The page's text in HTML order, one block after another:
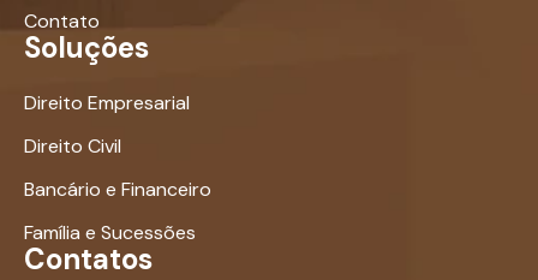
Contato
Soluções
Direito Empresarial
Direito Civil
Bancário e Financeiro
Família e Sucessões
Contatos